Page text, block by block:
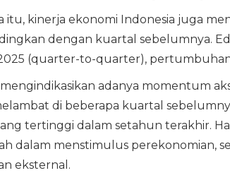
itu, kinerja ekonomi Indonesia juga
dengan kuartal sebelumnya.
(quarter-to-quarter),
adanya momentum
di beberapa kuartal
tertinggi dalam setahun terakhir.
dalam menstimulus perekonomian,
eksternal.